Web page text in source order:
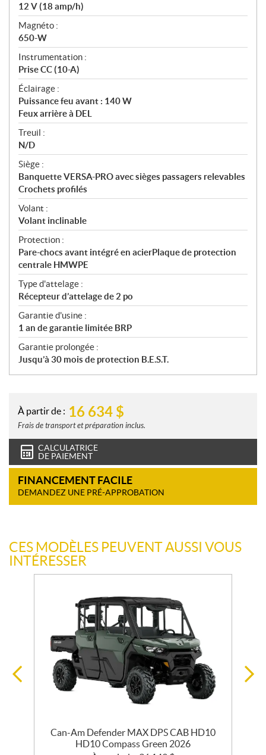
12 V (18 amp/h)
Magnéto :
650-W
Instrumentation :
Prise CC (10-A)
Éclairage :
Puissance feu avant : 140 W
Feux arrière à DEL
Treuil :
N/D
Siège :
Banquette VERSA-PRO avec sièges passagers relevables
Crochets profilés
Volant :
Volant inclinable
Protection :
Pare-chocs avant intégré en acierPlaque de protection
centrale HMWPE
Type d'attelage :
Récepteur d’attelage de 2 po
Garantie d'usine :
1 an de garantie limitée BRP
Garantie prolongée :
Jusqu’à 30 mois de protection B.E.S.T.
À partir de : 16 634 $
Frais de transport et préparation inclus.
CALCULATRICE
DE PAIEMENT
FINANCEMENT FACILE
DEMANDEZ UNE PRÉ-APPROBATION
CES MODÈLES PEUVENT AUSSI VOUS
INTÉRESSER
Can-Am Defender MAX DPS CAB HD10
HD10 Compass Green 2026